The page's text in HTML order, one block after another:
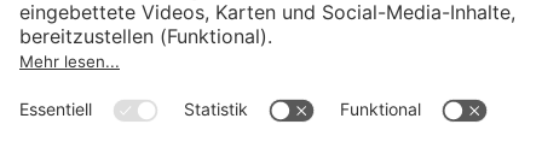
Institut für Makroökonomie und
Konjunkturforschung